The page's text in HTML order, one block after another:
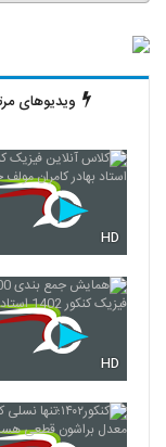
ویدیوهای
HD
HD